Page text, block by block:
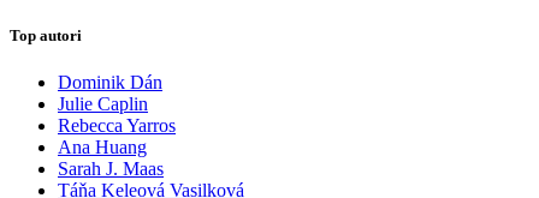
Top autori
Dominik Dán
Julie Caplin
Rebecca Yarros
Ana Huang
Sarah J. Maas
Táňa Keleová Vasilková